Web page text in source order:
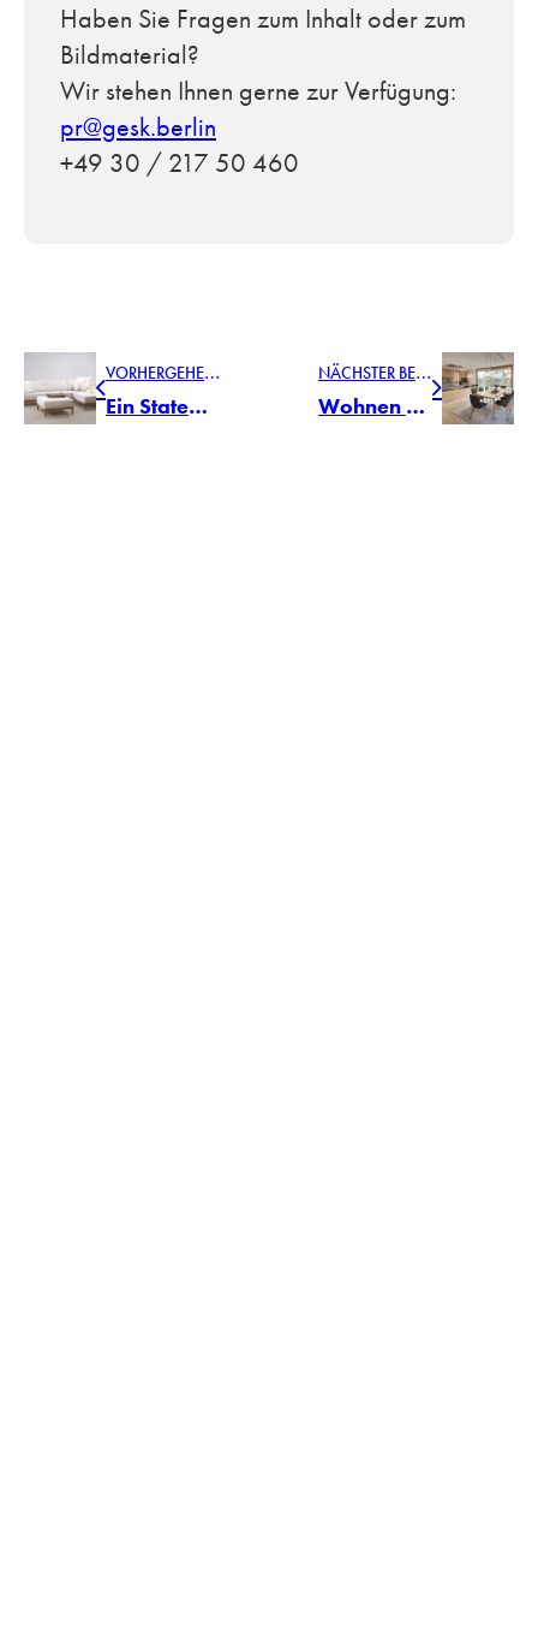
Haben Sie Fragen zum Inhalt oder zum
Bildmaterial?
Wir stehen Ihnen gerne zur Verfügung:
pr@gesk.berlin
+49 30 / 217 50 460
V
ORHERGEHENDER BEITRAG
Ein Statement für die neue Gemütlichkeit
N
ÄCHSTER BEITRAG
Wohnen 2021 – flexibel, digital und nachhaltig